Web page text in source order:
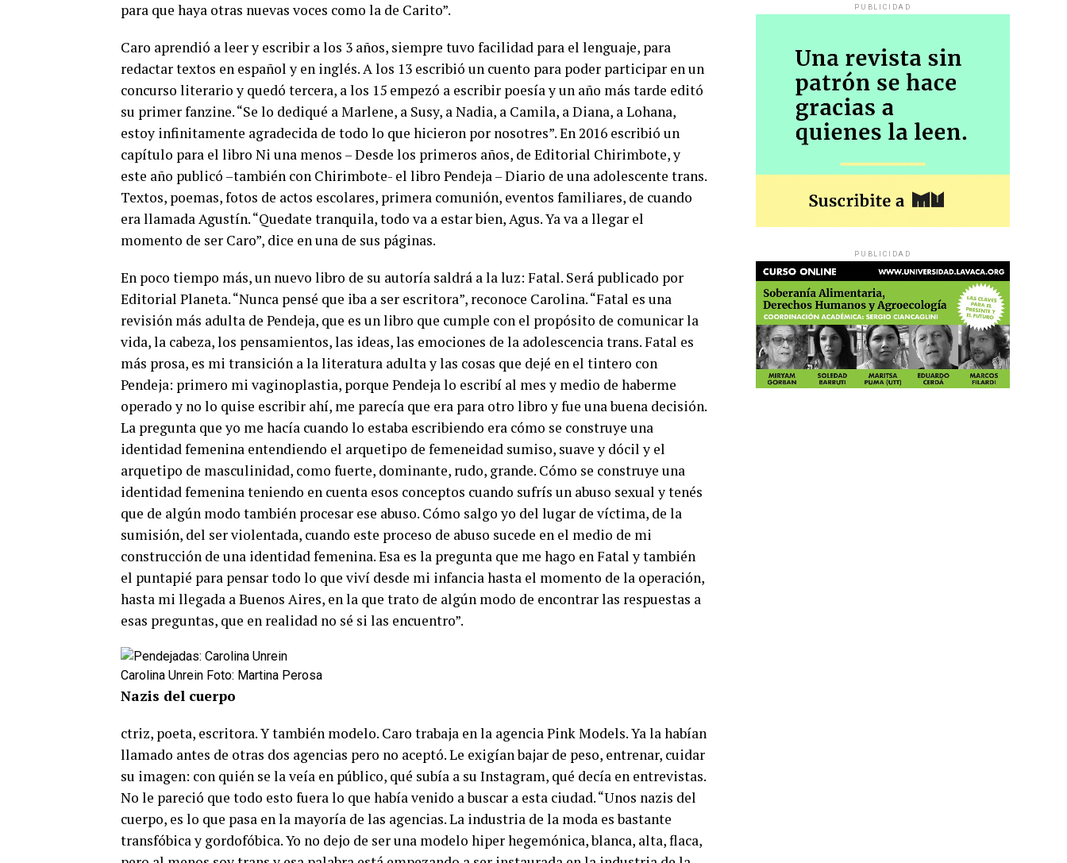
para que haya otras nuevas voces como la de Carito”.
Caro aprendió a leer y escribir a los 3 años, siempre tuvo facilidad para el lenguaje, para
redactar textos en español y en inglés. A los 13 escribió un cuento para poder participar en un
concurso literario y quedó tercera, a los 15 empezó a escribir poesía y un año más tarde editó
su primer fanzine. “Se lo dediqué a Marlene, a Susy, a Nadia, a Camila, a Diana, a Lohana,
estoy infinitamente agradecida de todo lo que hicieron por nosotres”. En 2016 escribió un
capítulo para el libro Ni una menos – Desde los primeros años, de Editorial Chirimbote, y
este año publicó –también con Chirimbote- el libro Pendeja – Diario de una adolescente trans.
Textos, poemas, fotos de actos escolares, primera comunión, eventos familiares, de cuando
era llamada Agustín. “Quedate tranquila, todo va a estar bien, Agus. Ya va a llegar el
momento de ser Caro”, dice en una de sus páginas.
En poco tiempo más, un nuevo libro de su autoría saldrá a la luz: Fatal. Será publicado por
Editorial Planeta. “Nunca pensé que iba a ser escritora”, reconoce Carolina. “Fatal es una
revisión más adulta de Pendeja, que es un libro que cumple con el propósito de comunicar la
vida, la cabeza, los pensamientos, las ideas, las emociones de la adolescencia trans. Fatal es
más prosa, es mi transición a la literatura adulta y las cosas que dejé en el tintero con
Pendeja: primero mi vaginoplastia, porque Pendeja lo escribí al mes y medio de haberme
operado y no lo quise escribir ahí, me parecía que era para otro libro y fue una buena decisión.
La pregunta que yo me hacía cuando lo estaba escribiendo era cómo se construye una
identidad femenina entendiendo el arquetipo de femeneidad sumiso, suave y dócil y el
arquetipo de masculinidad, como fuerte, dominante, rudo, grande. Cómo se construye una
identidad femenina teniendo en cuenta esos conceptos cuando sufrís un abuso sexual y tenés
que de algún modo también procesar ese abuso. Cómo salgo yo del lugar de víctima, de la
sumisión, del ser violentada, cuando este proceso de abuso sucede en el medio de mi
construcción de una identidad femenina. Esa es la pregunta que me hago en Fatal y también
el puntapié para pensar todo lo que viví desde mi infancia hasta el momento de la operación,
hasta mi llegada a Buenos Aires, en la que trato de algún modo de encontrar las respuestas a
esas preguntas, que en realidad no sé si las encuentro”.
Carolina Unrein Foto: Martina Perosa
Nazis del cuerpo
ctriz, poeta, escritora. Y también modelo. Caro trabaja en la agencia Pink Models. Ya la habían
llamado antes de otras dos agencias pero no aceptó. Le exigían bajar de peso, entrenar, cuidar
su imagen: con quién se la veía en público, qué subía a su Instagram, qué decía en entrevistas.
No le pareció que todo esto fuera lo que había venido a buscar a esta ciudad. “Unos nazis del
cuerpo, es lo que pasa en la mayoría de las agencias. La industria de la moda es bastante
transfóbica y gordofóbica. Yo no dejo de ser una modelo hiper hegemónica, blanca, alta, flaca,
PUBLICIDAD
PUBLICIDAD